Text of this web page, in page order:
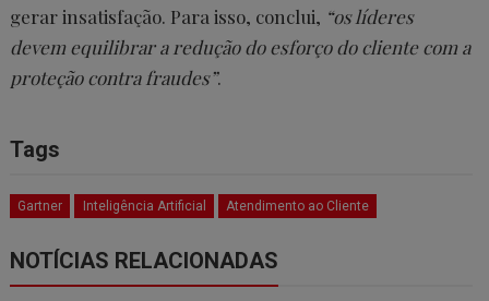
gerar insatisfação. Para isso, conclui, “os líderes
devem equilibrar a redução do esforço do cliente com a
proteção contra fraudes”.
Tags
Gartner Inteligência Artificial Atendimento ao Cliente
NOTÍCIAS RELACIONADAS